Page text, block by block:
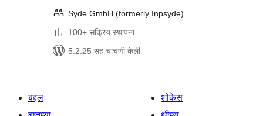
Syde GmbH (formerly Inpsyde)
100+ सक्रिय स्थापना
5.2.25 सह चाचणी केली
बद्दल
शोकेस